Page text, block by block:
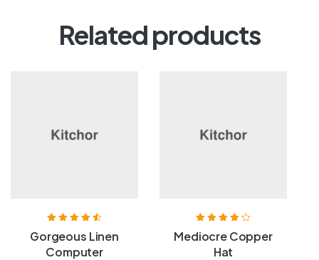
Related products
sur 5
Gorgeous Linen
Computer
sur 5
Mediocre Copper
Hat